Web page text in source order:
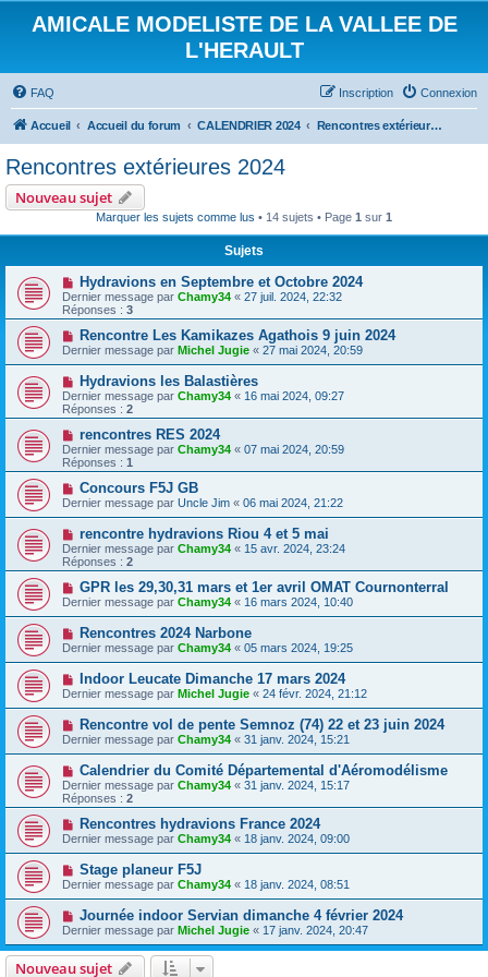
AMICALE MODELISTE DE LA VALLEE DE
L'HERAULT
FAQ Connexion
Inscription
Accueil Accueil du forum CALENDRIER 2024 Rencontres extérieures 2024
Rencontres extérieures 2024
Nouveau sujet
Marquer les sujets comme lus • 14 sujets • Page 1 sur 1
Sujets
Hydravions en Septembre et Octobre 2024
Dernier message par Chamy34 « 27 juil. 2024, 22:32
Réponses : 3
Rencontre Les Kamikazes Agathois 9 juin 2024
Dernier message par Michel Jugie « 27 mai 2024, 20:59
Hydravions les Balastières
Dernier message par Chamy34 « 16 mai 2024, 09:27
Réponses : 2
rencontres RES 2024
Dernier message par Chamy34 « 07 mai 2024, 20:59
Réponses : 1
Concours F5J GB
Dernier message par Uncle Jim « 06 mai 2024, 21:22
rencontre hydravions Riou 4 et 5 mai
Dernier message par Chamy34 « 15 avr. 2024, 23:24
Réponses : 2
GPR les 29,30,31 mars et 1er avril OMAT Cournonterral
Dernier message par Chamy34 « 16 mars 2024, 10:40
Rencontres 2024 Narbone
Dernier message par Chamy34 « 05 mars 2024, 19:25
Indoor Leucate Dimanche 17 mars 2024
Dernier message par Michel Jugie « 24 févr. 2024, 21:12
Rencontre vol de pente Semnoz (74) 22 et 23 juin 2024
Dernier message par Chamy34 « 31 janv. 2024, 15:21
Calendrier du Comité Départemental d'Aéromodélisme
Dernier message par Chamy34 « 31 janv. 2024, 15:17
Réponses : 2
Rencontres hydravions France 2024
Dernier message par Chamy34 « 18 janv. 2024, 09:00
Stage planeur F5J
Dernier message par Chamy34 « 18 janv. 2024, 08:51
Journée indoor Servian dimanche 4 février 2024
Dernier message par Michel Jugie « 17 janv. 2024, 20:47
Nouveau sujet